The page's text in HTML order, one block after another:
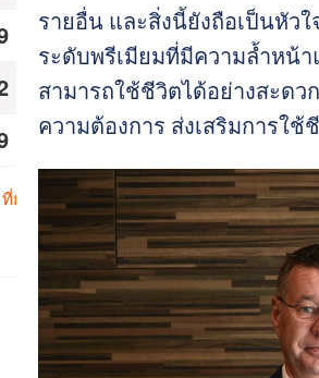
รายอื่น และสิ่งนี้ยังถือเป็นหัว
ระดับพรีเมียมที่มีความล้ำหน้
สามารถใช้ชีวิตได้อย่างสะดว
ความต้องการ ส่งเสริมการใ